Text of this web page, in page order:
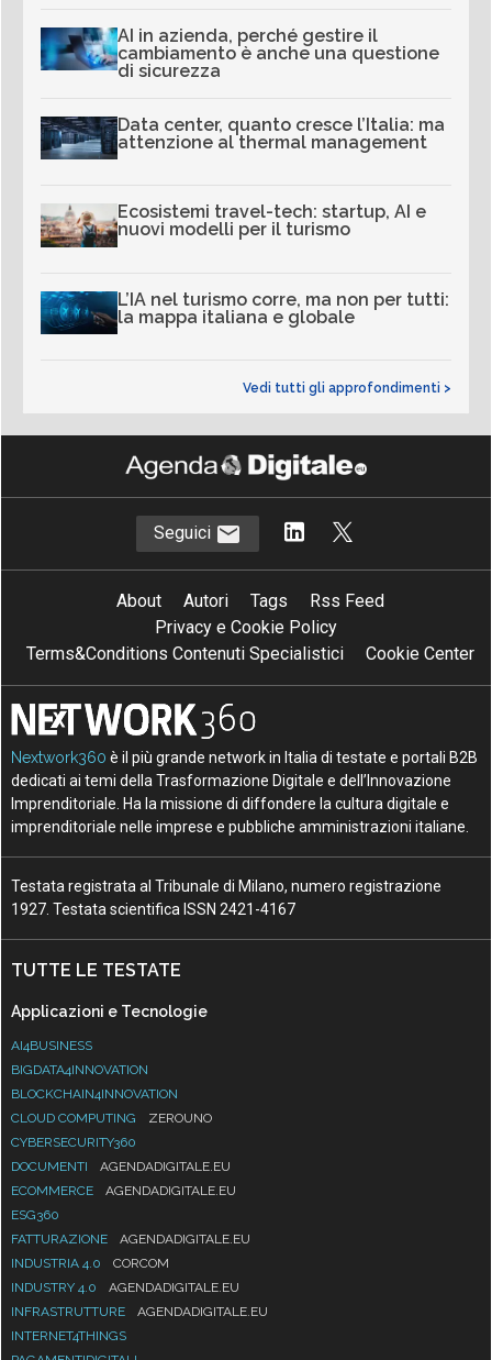
AI in azienda, perché gestire il
cambiamento è anche una questione
di sicurezza
Data center, quanto cresce l’Italia: ma
attenzione al thermal management
Ecosistemi travel-tech: startup, AI e
nuovi modelli per il turismo
L’IA nel turismo corre, ma non per tutti:
la mappa italiana e globale
Vedi tutti gli approfondimenti >
Seguici
About Autori Tags
Rss Feed
Privacy e Cookie Policy
Terms&Conditions Contenuti Specialistici
Cookie Center
Nextwork360 è il più grande network in Italia di testate e portali B2B
dedicati ai temi della Trasformazione Digitale e dell’Innovazione
Imprenditoriale. Ha la missione di diffondere la cultura digitale e
imprenditoriale nelle imprese e pubbliche amministrazioni italiane.
Testata registrata al Tribunale di Milano, numero registrazione
1927. Testata scientifica ISSN 2421-4167
TUTTE LE TESTATE
Applicazioni e Tecnologie
AI4BUSINESS
BIGDATA4INNOVATION
BLOCKCHAIN4INNOVATION
CLOUD COMPUTING
ZEROUNO
CYBERSECURITY360
DOCUMENTI
AGENDADIGITALE.EU
ECOMMERCE
AGENDADIGITALE.EU
ESG360
FATTURAZIONE
AGENDADIGITALE.EU
INDUSTRIA 4.0
CORCOM
INDUSTRY 4.0
AGENDADIGITALE.EU
INFRASTRUTTURE
AGENDADIGITALE.EU
INTERNET4THINGS